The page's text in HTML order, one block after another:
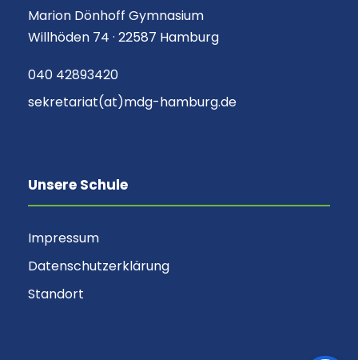
Marion Dönhoff Gymnasium
Willhöden 74 · 22587 Hamburg
040 42893420
sekretariat(at)mdg-hamburg.de
Unsere Schule
Impressum
Datenschutzerklärung
Standort